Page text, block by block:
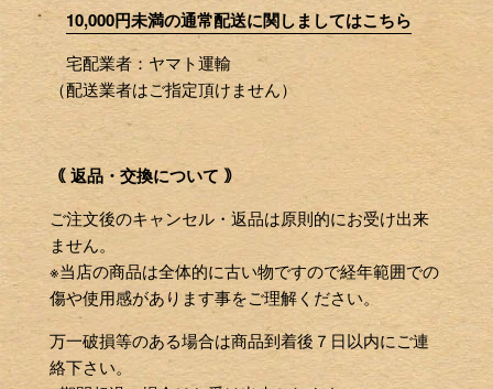
10,000円未満の通常配送に関しましてはこちら
宅配業者：ヤマト運輸
（配送業者はご指定頂けません）
｟ 返品・交換について ｠
ご注文後のキャンセル・返品は原則的にお受け出来
ません。
※当店の商品は全体的に古い物ですので経年範囲での
傷や使用感があります事をご理解ください。
万一破損等のある場合は商品到着後７日以内にご連
絡下さい。